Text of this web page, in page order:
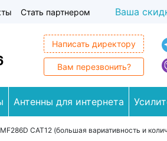
Стать партнером Ваша
Написать директору
Вам перезвонить?
Антенны для интернета
CAT12 (большая вариативность и